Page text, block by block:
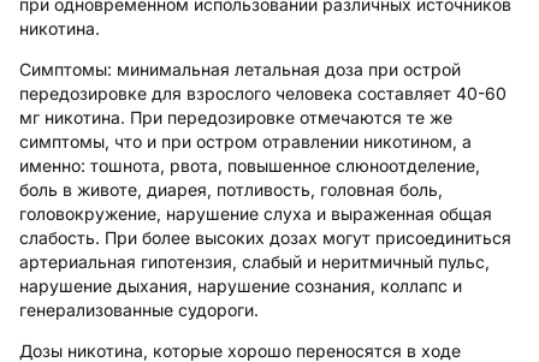
никотина.
Симптомы: минимальная летальная доза при острой
передозировке для взрослого человека составляет 40-60
мг никотина. При передозировке отмечаются те же
симптомы, что и при остром отравлении никотином, а
именно: тошнота, рвота, повышенное слюноотделение,
боль в животе, диарея, потливость, головная боль,
головокружение, нарушение слуха и выраженная общая
слабость. При более высоких дозах могут присоединиться
артериальная гипотензия, слабый и неритмичный пульс,
нарушение дыхания, нарушение сознания, коллапс и
генерализованные судороги.
Дозы никотина, которые хорошо переносятся в ходе